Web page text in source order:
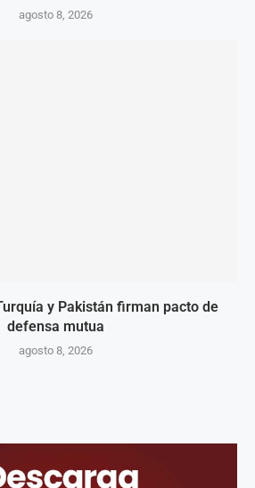
agosto 8, 2026
y Pakistán firman pacto de
defensa mutua
agosto 8, 2026